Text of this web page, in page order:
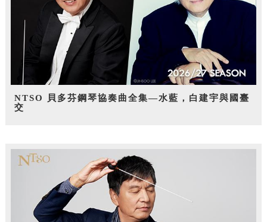
NTSO 貝多芬鋼琴協奏曲全集—水藍，白建宇與國臺
交